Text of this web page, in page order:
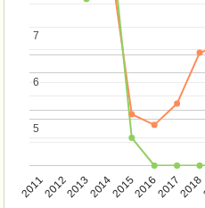
20112012201320142015201620172018
5
5
6
6
7
7